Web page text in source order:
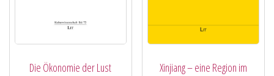
Die Ökonomie der Lust
Xinjiang – eine Region im